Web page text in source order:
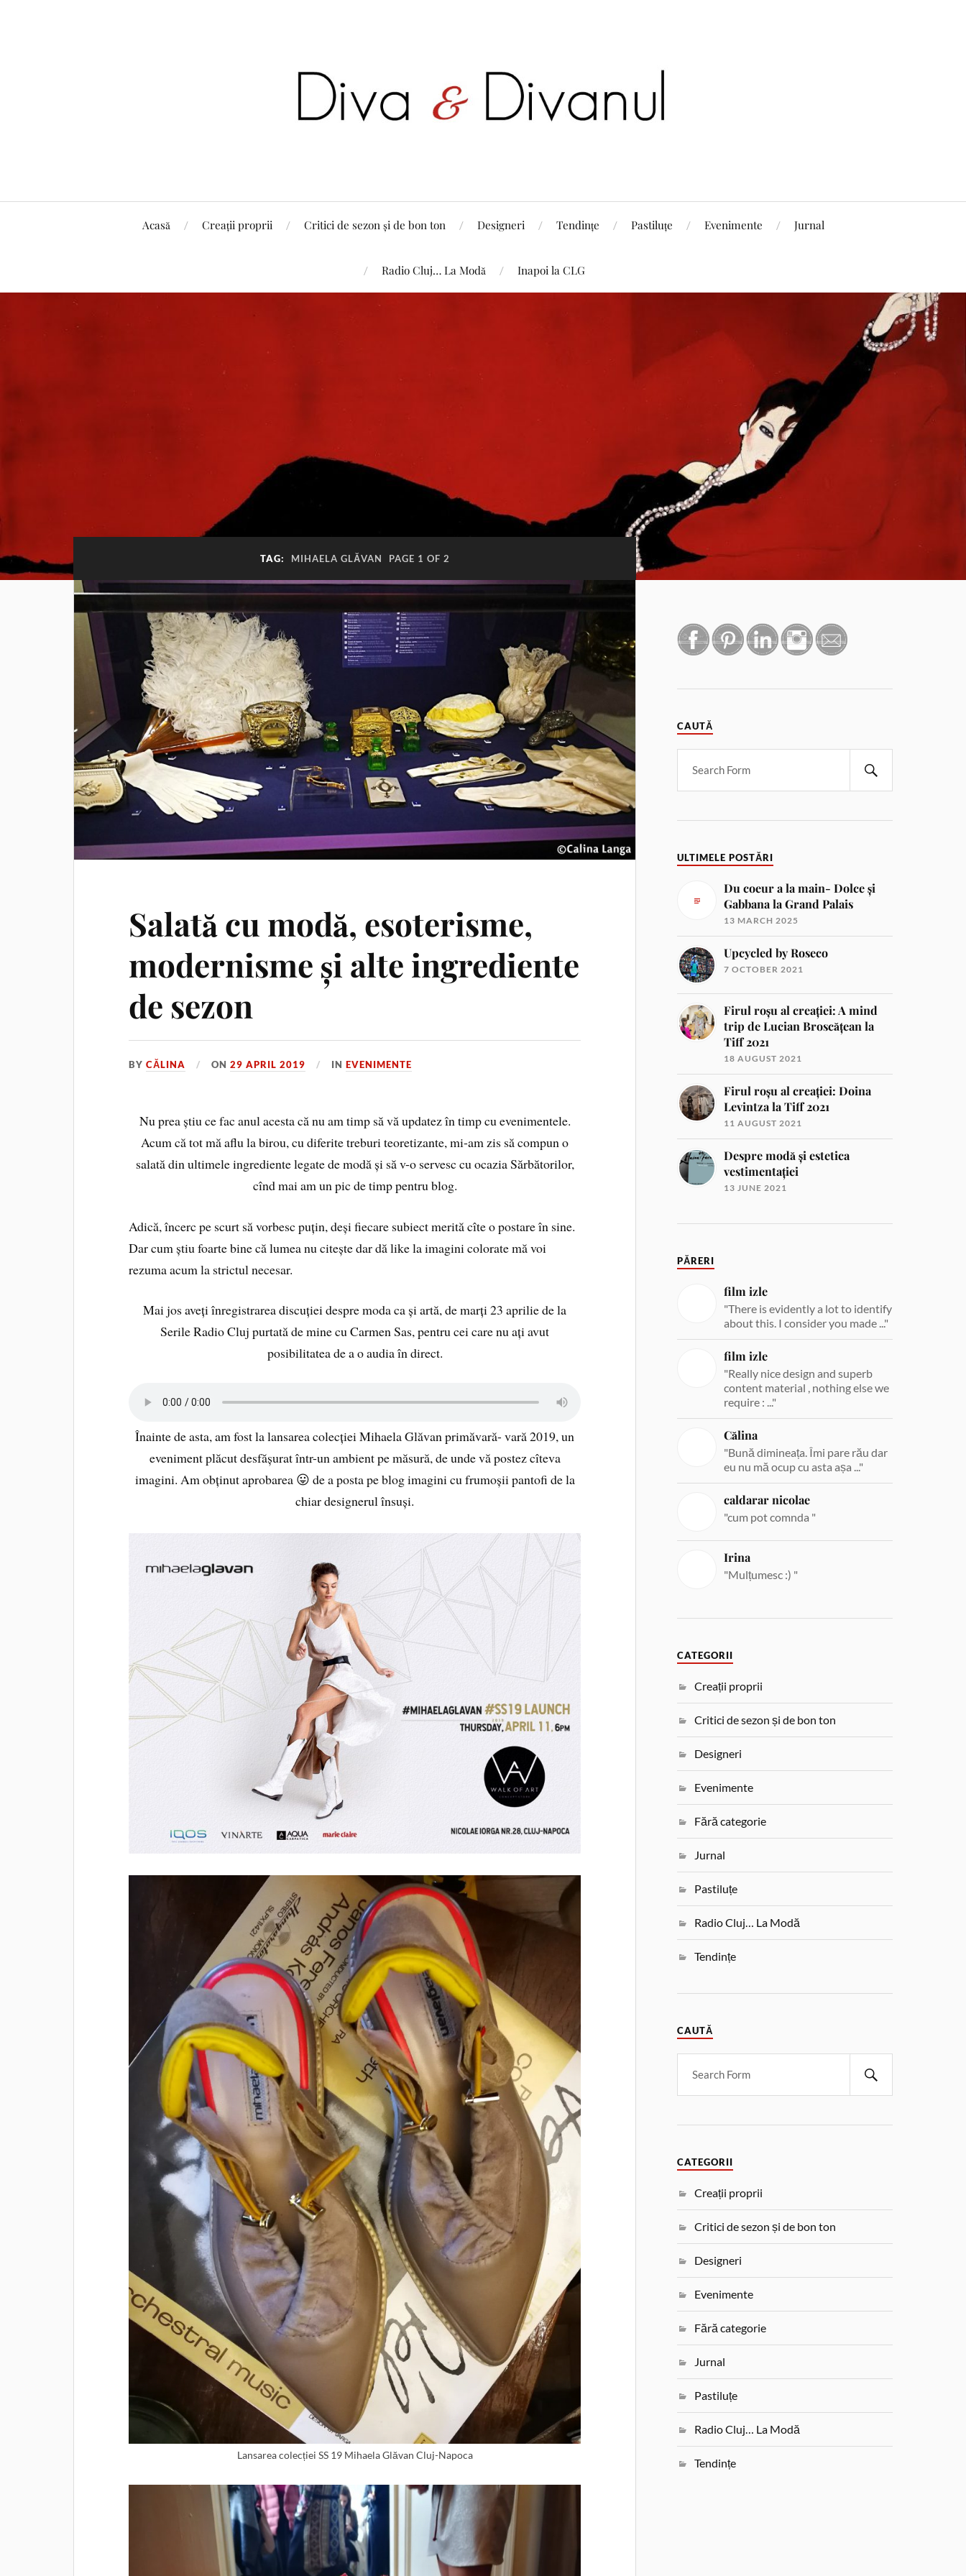
Acasă Creații proprii Critici de sezon și de bon ton Designeri Tendințe Pastiluțe Evenimente Jurnal
Radio Cluj… La Modă Inapoi la CLG
TAG: MIHAELA GLĂVAN PAGE 1 OF 2
Salată cu modă, esoterisme,
modernisme și alte ingrediente
de sezon
BYCĂLINA ON29 APRIL 2019 INEVENIMENTE
Nu prea știu ce fac anul acesta că nu am timp să vă updatez în timp cu evenimentele.
Acum că tot mă aflu la birou, cu diferite treburi teoretizante, mi-am zis să compun o
salată din ultimele ingrediente legate de modă și să v-o servesc cu ocazia Sărbătorilor,
cînd mai am un pic de timp pentru blog.
Adică, încerc pe scurt să vorbesc puțin, deși fiecare subiect merită cîte o postare în sine.
Dar cum știu foarte bine că lumea nu citește dar dă like la imagini colorate mă voi
rezuma acum la strictul necesar.
Mai jos aveți înregistrarea discuției despre moda ca și artă, de marți 23 aprilie de la
Serile Radio Cluj purtată de mine cu Carmen Sas, pentru cei care nu ați avut
posibilitatea de a o audia în direct.
Înainte de asta, am fost la lansarea colecției Mihaela Glăvan primăvară- vară 2019, un
eveniment plăcut desfășurat într-un ambient pe măsură, de unde vă postez cîteva
imagini. Am obținut aprobarea 😛 de a posta pe blog imagini cu frumoșii pantofi de la
chiar designerul însuși.
Lansarea colecției SS 19 Mihaela Glăvan Cluj-Napoca
CAUTĂ
ULTIMELE POSTĂRI
Du coeur a la main- Dolce și
Gabbana la Grand Palais
13 MARCH 2025
Upcycled by Roseco
7 OCTOBER 2021
Firul roșu al creației: A mind
trip de Lucian Broscățean la
Tiff 2021
18 AUGUST 2021
Firul roșu al creației: Doina
Levintza la Tiff 2021
11 AUGUST 2021
Despre modă și estetica
vestimentației
13 JUNE 2021
PĂRERI
film izle
"There is evidently a lot to identify
about this. I consider you made ..."
film izle
"Really nice design and superb
content material , nothing else we
require : ..."
Călina
"Bună dimineața. Îmi pare rău dar
eu nu mă ocup cu asta așa ..."
caldarar nicolae
"cum pot comnda "
Irina
"Mulțumesc :) "
CATEGORII
Creații proprii
Critici de sezon și de bon ton
Designeri
Evenimente
Fără categorie
Jurnal
Pastiluțe
Radio Cluj… La Modă
Tendințe
CAUTĂ
CATEGORII
Creații proprii
Critici de sezon și de bon ton
Designeri
Evenimente
Fără categorie
Jurnal
Pastiluțe
Radio Cluj… La Modă
Tendințe